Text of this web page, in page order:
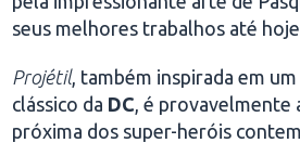
seus melhores trabalhos até
Projétil, também inspirada em
clássico da DC, é provavelmente
próxima dos super-heróis